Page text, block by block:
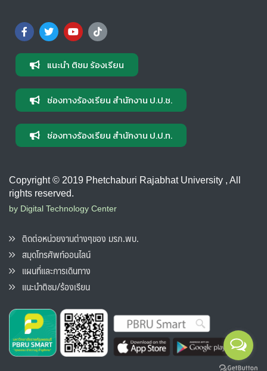
แนะนำ ติชม ร้องเรียน
ช่องทางร้องเรียน สำนักงาน ป.ป.ช.
ช่องทางร้องเรียน สำนักงาน ป.ป.ท.
Copyright © 2019 Phetchaburi Rajabhat University , All
rights reserved.
by Digital Technology Center
ติดต่อหน่วยงานต่างๆของ มรภ.พบ.
สมุดโทรศัพท์ออนไลน์
แผนที่และการเดินทาง
แนะนำติชม/ร้องเรียน